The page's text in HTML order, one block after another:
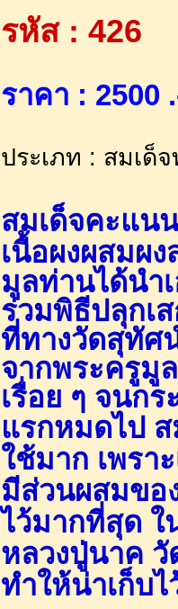
รหัส : 426
ราคา : 2500
ประเภท : สมเด็
สมเด็จคะแน
เนื้อผงผสมผ
มูลท่านได้นำ
ร่วมพิธีปลุกเ
ที่ทางวัดสุทัศ
จากพระครูมู
เรื่อย ๆ จนก
แรกหมดไป
ใช้มาก เพรา
มีส่วนผสมขอ
ไว้มากที่สุด ใ
หลวงปู่นาค วั
ทำให้น่าเก็บ